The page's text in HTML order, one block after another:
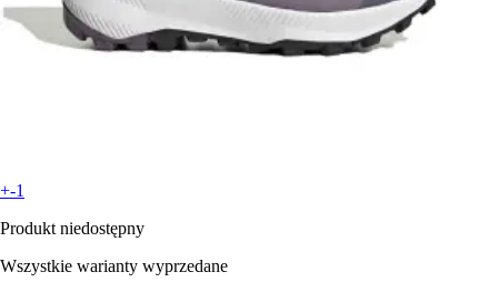
+-1
Produkt niedostępny
Wszystkie warianty wyprzedane